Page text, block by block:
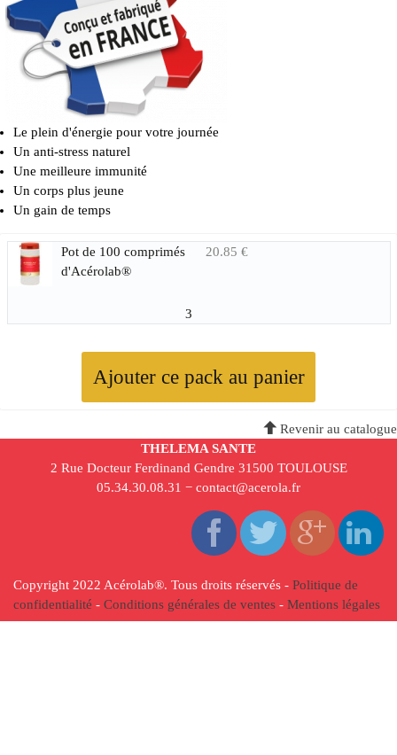
Le plein d'énergie pour votre journée
Un anti-stress naturel
Une meilleure immunité
Un corps plus jeune
Un gain de temps
Pot de 100 comprimés
d'Acérolab®
20.85 €
3
Ajouter ce pack au panier
Revenir au catalogue
THELEMA SANTE
2 Rue Docteur Ferdinand Gendre 31500 TOULOUSE
05.34.30.08.31 − contact@acerola.fr
Copyright 2022 Acérolab®. Tous droits réservés - Politique de
confidentialité - Conditions générales de ventes - Mentions légales